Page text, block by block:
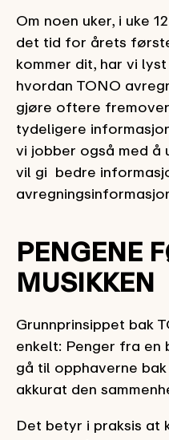
Om noen uker, i uke
det tid for årets
kommer dit, har vi
hvordan TONO
gjøre oftere
tydeligere
vi jobber også med å
vil gi bedre
PENGENE
MUSIKKEN
Grunnprinsippet bak
enkelt: Penger fra en
gå til opphaverne
akkurat den
Det betyr i praksis at